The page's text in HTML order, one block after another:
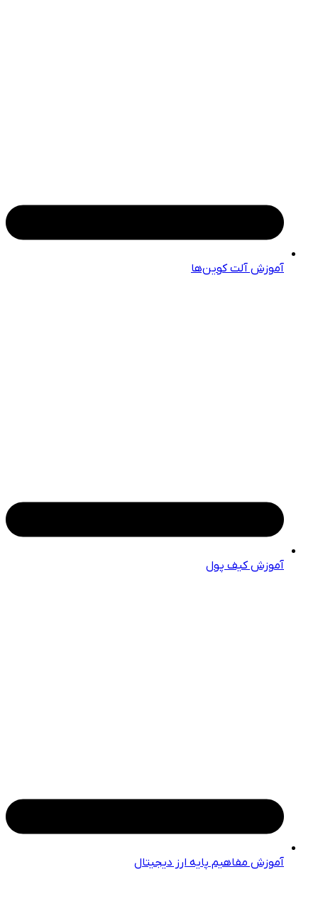
آموزش آلت کوین‌ها
آموزش کیف پول
آموزش مفاهیم پایه ارز دیجیتال